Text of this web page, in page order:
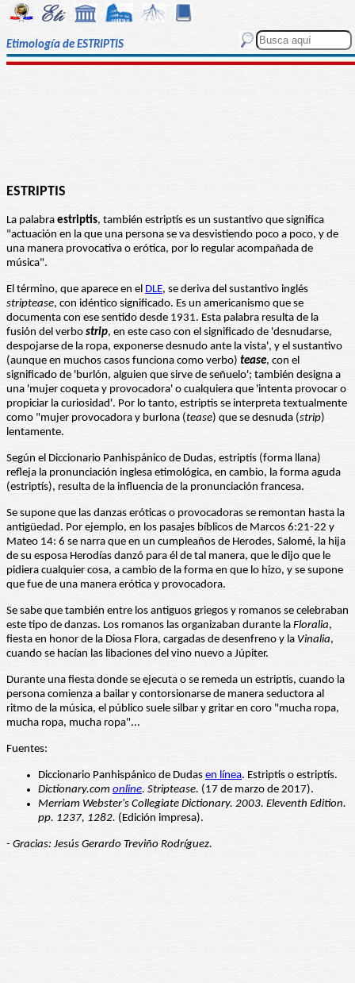
Etimología de ESTRIPTIS
ESTRIPTIS
La palabra estriptis, también estriptís es un sustantivo que significa
"actuación en la que una persona se va desvistiendo poco a poco, y de
una manera provocativa o erótica, por lo regular acompañada de
música".
El término, que aparece en el DLE, se deriva del sustantivo inglés
striptease, con idéntico significado. Es un americanismo que se
documenta con ese sentido desde 1931. Esta palabra resulta de la
fusión del verbo strip, en este caso con el significado de 'desnudarse,
despojarse de la ropa, exponerse desnudo ante la vista', y el sustantivo
(aunque en muchos casos funciona como verbo) tease, con el
significado de 'burlón, alguien que sirve de señuelo'; también designa a
una 'mujer coqueta y provocadora' o cualquiera que 'intenta provocar o
propiciar la curiosidad'. Por lo tanto, estriptis se interpreta textualmente
como "mujer provocadora y burlona (tease) que se desnuda (strip)
lentamente.
Según el Diccionario Panhispánico de Dudas, estriptis (forma llana)
refleja la pronunciación inglesa etimológica, en cambio, la forma aguda
(estriptís), resulta de la influencia de la pronunciación francesa.
Se supone que las danzas eróticas o provocadoras se remontan hasta la
antigüedad. Por ejemplo, en los pasajes bíblicos de Marcos 6:21-22 y
Mateo 14: 6 se narra que en un cumpleaños de Herodes, Salomé, la hija
de su esposa Herodías danzó para él de tal manera, que le dijo que le
pidiera cualquier cosa, a cambio de la forma en que lo hizo, y se supone
que fue de una manera erótica y provocadora.
Se sabe que también entre los antiguos griegos y romanos se celebraban
este tipo de danzas. Los romanos las organizaban durante la Floralia,
fiesta en honor de la Diosa Flora, cargadas de desenfreno y la Vinalia,
cuando se hacían las libaciones del vino nuevo a Júpiter.
Durante una fiesta donde se ejecuta o se remeda un estriptis, cuando la
persona comienza a bailar y contorsionarse de manera seductora al
ritmo de la música, el público suele silbar y gritar en coro "mucha ropa,
mucha ropa, mucha ropa"...
Fuentes:
Diccionario Panhispánico de Dudas en línea. Estriptis o estriptís.
Dictionary.com online. Striptease. (17 de marzo de 2017).
Merriam Webster's Collegiate Dictionary. 2003. Eleventh Edition.
pp. 1237, 1282. (Edición impresa).
- Gracias: Jesús Gerardo Treviño Rodríguez.